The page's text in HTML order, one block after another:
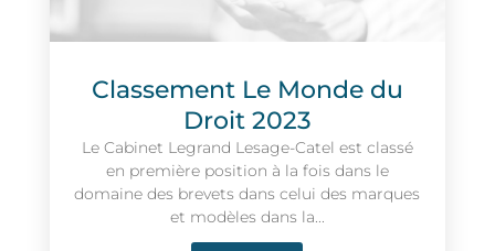
Classement Le Monde du
Droit 2023
Le Cabinet Legrand Lesage-Catel est classé
en première position à la fois dans le
domaine des brevets dans celui des marques
et modèles dans la...